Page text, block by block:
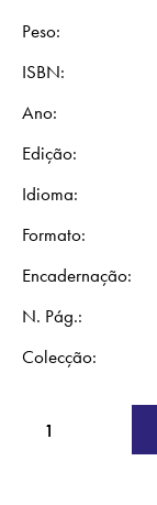
Peso
ISBN
Ano
Edição
Idioma
Formato
Encadernação
N. Pág.
Colecção